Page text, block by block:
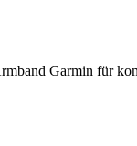
Garmin für